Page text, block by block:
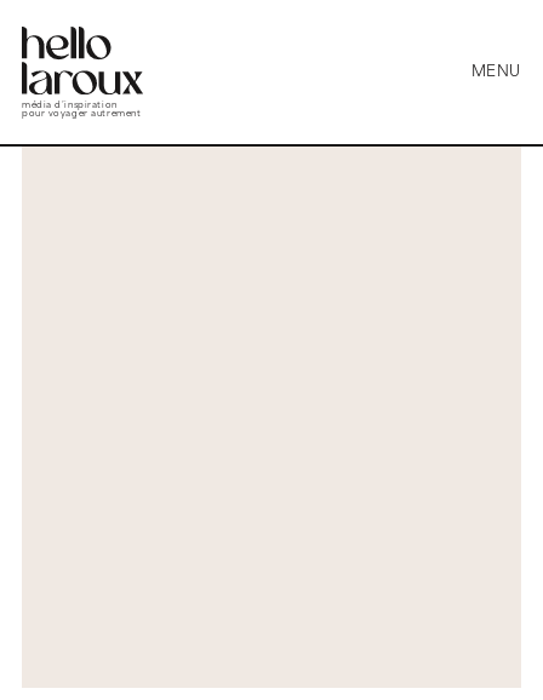
média d’inspiration
pour voyager autrement
MENU